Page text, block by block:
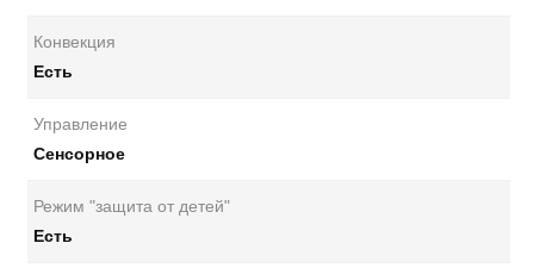
Конвекция
Есть
Управление
Сенсорное
Режим "защита от детей"
Есть